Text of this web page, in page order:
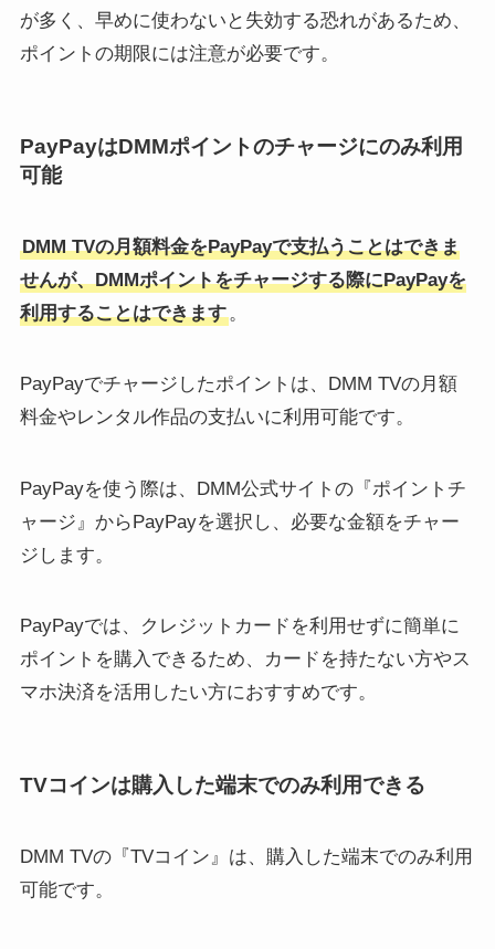
が多く、早めに使わないと失効する恐れがあるため、
ポイントの期限には注意が必要です。
PayPayはDMMポイントのチャージにのみ利用
可能
DMM TVの月額料金をPayPayで支払うことはできま
せんが、DMMポイントをチャージする際にPayPayを
利用することはできます。
PayPayでチャージしたポイントは、DMM TVの月額
料金やレンタル作品の支払いに利用可能です。
PayPayを使う際は、DMM公式サイトの『ポイントチ
ャージ』からPayPayを選択し、必要な金額をチャー
ジします。
PayPayでは、クレジットカードを利用せずに簡単に
ポイントを購入できるため、カードを持たない方やス
マホ決済を活用したい方におすすめです。
TVコインは購入した端末でのみ利用できる
DMM TVの『TVコイン』は、購入した端末でのみ利用
可能です。